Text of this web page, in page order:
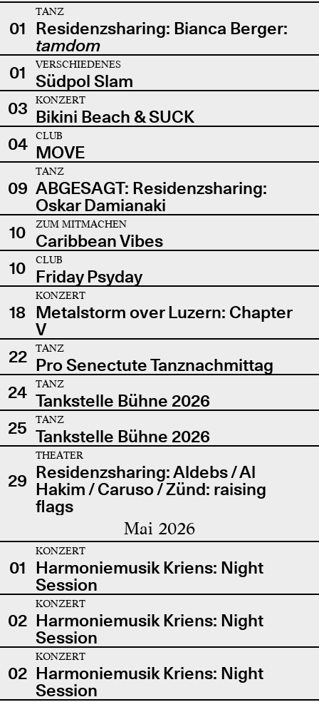
01
TANZ
Residenzsharing: Bianca Berger:
tamdom
01
VERSCHIEDENES
Südpol Slam
03
KONZERT
Bikini Beach & SUCK
04
CLUB
MOVE
09
TANZ
ABGESAGT: Residenzsharing:
Oskar Damianaki
10
ZUM MITMACHEN
Caribbean Vibes
10
CLUB
Friday Psyday
18
KONZERT
Metalstorm over Luzern: Chapter
V
22
TANZ
Pro Senectute Tanznachmittag
24
TANZ
Tankstelle Bühne 2026
25
TANZ
Tankstelle Bühne 2026
29
THEATER
Residenzsharing: Aldebs / Al
Hakim / Caruso / Zünd: raising
flags
Mai 2026
01
KONZERT
Harmoniemusik Kriens: Night
Session
02
KONZERT
Harmoniemusik Kriens: Night
Session
02
KONZERT
Harmoniemusik Kriens: Night
Session